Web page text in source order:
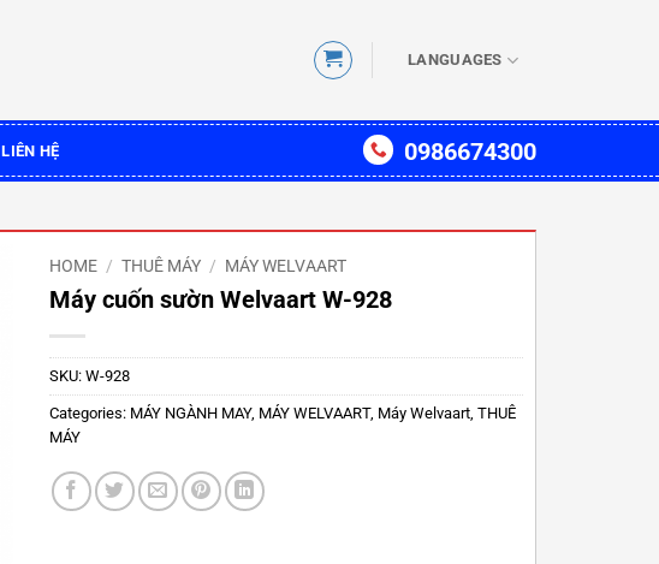
LANGUAGES
LIÊN HỆ 0986674300
HOME / THUÊ MÁY / MÁY WELVAART
Máy cuốn sườn Welvaart W-928
SKU: W-928
Categories: MÁY NGÀNH MAY, MÁY WELVAART, Máy Welvaart THUÊ
MÁY